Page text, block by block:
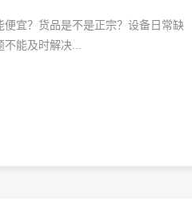
宜？货品是不是正宗？设备日常缺
能及时解决...